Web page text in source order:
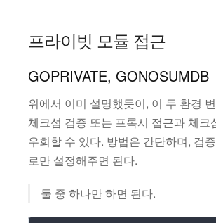
프라이빗 모듈 접근
GOPRIVATE, GONOSUMDB
위에서 이미 설명했듯이, 이 두 환경
체크섬 검증 또는 프록시 접근과 체크
우회할 수 있다. 방법은 간단하며, 검
로만 설정해주면 된다.
둘 중 하나만 하면 된다.